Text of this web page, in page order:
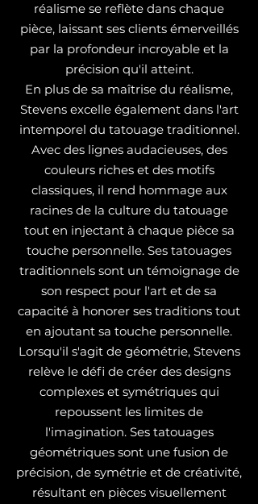
réalisme se reflète dans chaque
pièce, laissant ses clients émerveillés
par la profondeur incroyable et la
précision qu'il atteint.
En plus de sa maîtrise du réalisme,
Stevens excelle également dans l'art
intemporel du tatouage traditionnel.
Avec des lignes audacieuses, des
couleurs riches et des motifs
classiques, il rend hommage aux
racines de la culture du tatouage
tout en injectant à chaque pièce sa
touche personnelle. Ses tatouages
traditionnels sont un témoignage de
son respect pour l'art et de sa
capacité à honorer ses traditions tout
en ajoutant sa touche personnelle.
Lorsqu'il s'agit de géométrie, Stevens
relève le défi de créer des designs
complexes et symétriques qui
repoussent les limites de
l'imagination. Ses tatouages
géométriques sont une fusion de
précision, de symétrie et de créativité,
résultant en pièces visuellement